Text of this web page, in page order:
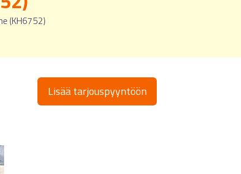
(KH6752)
Lisää tarjouspyyntöön